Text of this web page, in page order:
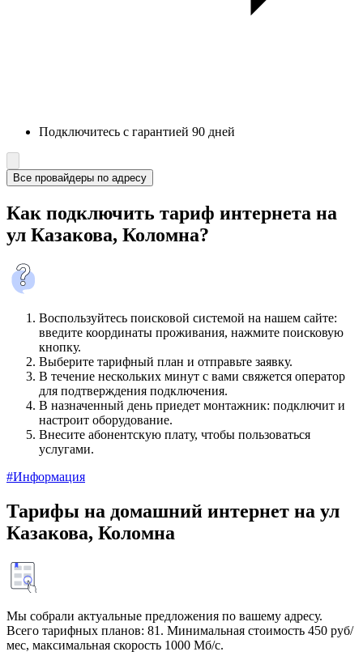
Подключитесь с гарантией 90 дней
Все провайдеры по адресу
Как подключить тариф интернета на
ул Казакова, Коломна?
Воспользуйтесь поисковой системой на нашем сайте:
введите координаты проживания, нажмите поисковую
кнопку.
Выберите тарифный план и отправьте заявку.
В течение нескольких минут с вами свяжется оператор
для подтверждения подключения.
В назначенный день приедет монтажник: подключит и
настроит оборудование.
Внесите абонентскую плату, чтобы пользоваться
услугами.
#Информация
Тарифы на домашний интернет на ул
Казакова, Коломна
Мы собрали актуальные предложения по вашему адресу.
Всего тарифных планов: 81. Минимальная стоимость 450 руб/
мес, максимальная скорость 1000 Мб/с.